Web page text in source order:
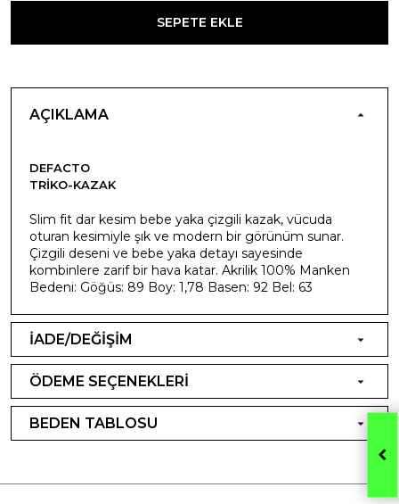
SEPETE EKLE
AÇIKLAMA
DEFACTO
TRIKO-KAZAK
Slim fit dar kesim bebe yaka çizgili kazak, vücuda
oturan kesimiyle şık ve modern bir görünüm sunar.
Çizgili deseni ve bebe yaka detayı sayesinde
kombinlere zarif bir hava katar. Akrilik 100% Manken
Bedeni: Göğüs: 89 Boy: 1,78 Basen: 92 Bel: 63
İADE/DEĞİŞİM
ÖDEME SEÇENEKLERİ
BEDEN TABLOSU